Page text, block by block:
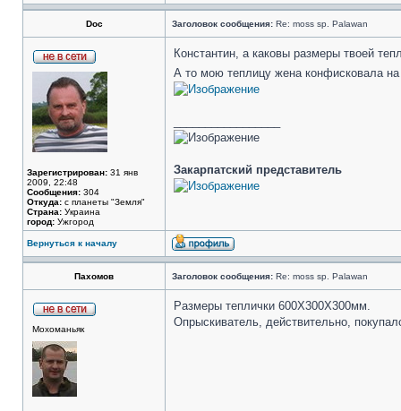
Doc Заголовок сообщения: Re: moss sp. Palawan
Зарегистрирован: 31 янв
2009, 22:48
Сообщения: 304
Откуда: с планеты "Земля"
Страна: Украина
город: Ужгород
Константин, а каковы размеры твоей
А то мою теплицу жена конфисковала
Закарпатский представитель
Вернуться к началу
Пахомов Заголовок сообщения: Re: moss sp. Palawan
Мохоманьяк
Размеры теплички 600Х300Х300мм.
Опрыскиватель, действительно,